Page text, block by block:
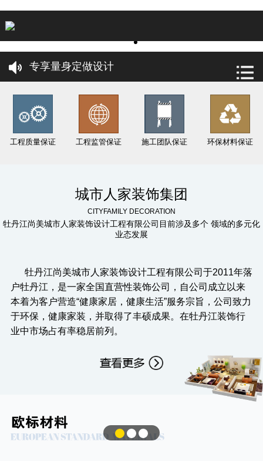
专享量身定做设计
签单享重磅豪礼
专业大宅设计、高端设计、高端施工、一线城市品
健康 环保 品质 绿色 装修
牡丹江城市人家 十年耕耘 更懂丹江 更懂你
店内标准佩戴口罩定时杀毒，共抗疫情，防患于未
然，
专享量身定做设计
签单享重磅豪礼
专业大宅设计、高端设计、高端施工、一线城市品
质、
工程质量保证 工程监管保证 施工团队保证 环保材料保证
城市人家装饰集团
CITYFAMILY DECORATION
牡丹江尚美城市人家装饰设计工程有限公司目前涉及多个 领域的多元化
业态发展
牡丹江尚美城市人家装饰设计工程有限公司于2011年落
户牡丹江，是一家全国直营性装饰公司，自公司成立以来
本着为客户营造“健康家居，健康生活”服务宗旨，公司致力
于环保，健康家装，并取得了丰硕成果。在牡丹江装饰行
业中市场占有率稳居前列。